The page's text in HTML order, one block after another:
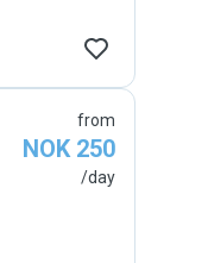
from
NOK 250
/day